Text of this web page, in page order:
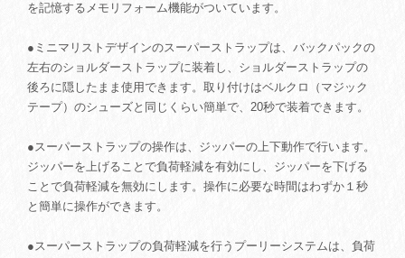
を記憶するメモリフォーム機能がついています。
●ミニマリストデザインのスーパーストラップは、バックパックの
左右のショルダーストラップに装着し、ショルダーストラップの
後ろに隠したまま使用できます。取り付けはベルクロ（マジック
テープ）のシューズと同じくらい簡単で、20秒で装着できます。
●スーパーストラップの操作は、ジッパーの上下動作で行います。
ジッパーを上げることで負荷軽減を有効にし、ジッパーを下げる
ことで負荷軽減を無効にします。操作に必要な時間はわずか１秒
と簡単に操作ができます。
●スーパーストラップの負荷軽減を行うプーリーシステムは、負荷